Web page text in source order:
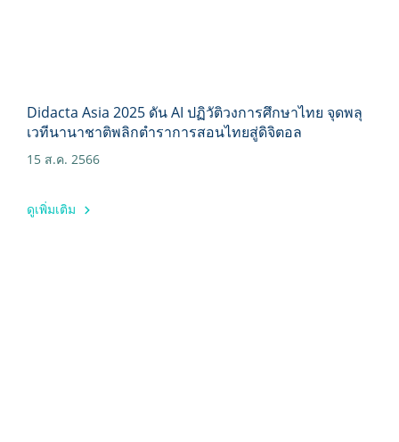
Didacta Asia 2025 ดัน AI ปฏิวัติวงการศึกษาไทย จุดพลุ
เวทีนานาชาติพลิกตำราการสอนไทยสู่ดิจิตอล
15 ส.ค. 2566
ดูเพิ่มเติม